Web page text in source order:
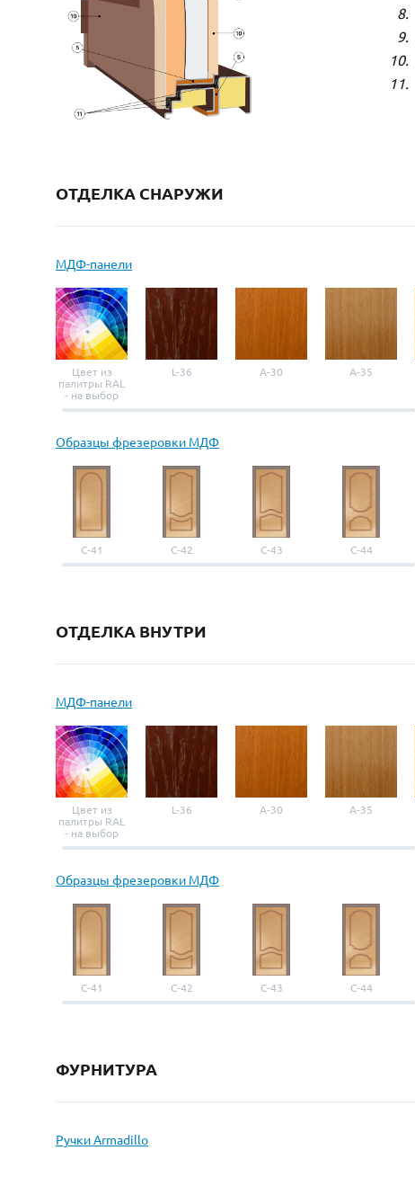
ОТДЕЛКА СНАРУЖИ
МДФ-панели
Цвет из
палитры RAL
- на выбор
L-36 A-30 A-35
Образцы фрезеровки МДФ
С-41 С-42 С-43 С-44
ОТДЕЛКА ВНУТРИ
МДФ-панели
Цвет из
палитры RAL
- на выбор
L-36 A-30 A-35
Образцы фрезеровки МДФ
С-41 С-42 С-43 С-44
ФУРНИТУРА
Ручки Armadillo